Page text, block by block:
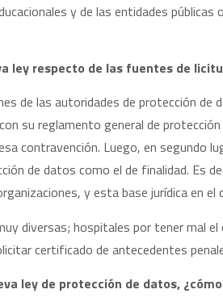
y de las entidades
ley respecto de las fuentes de
de las autoridades de protección
su reglamento general de
contravención. Luego, en segundo
de datos como el de finalidad. Es
y esta base jurídica en
diversas; hospitales por tener mal
certificado de antecedentes
ley de protección de datos,